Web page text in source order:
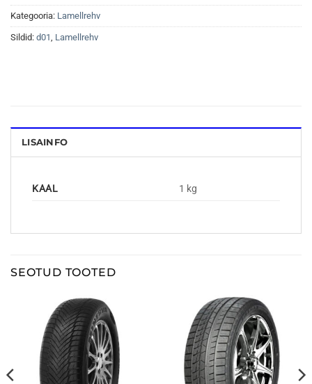
Kategooria: Lamellrehv
Sildid: d01 Lamellrehv
LISAINFO
KAAL 1 kg
SEOTUD TOOTED